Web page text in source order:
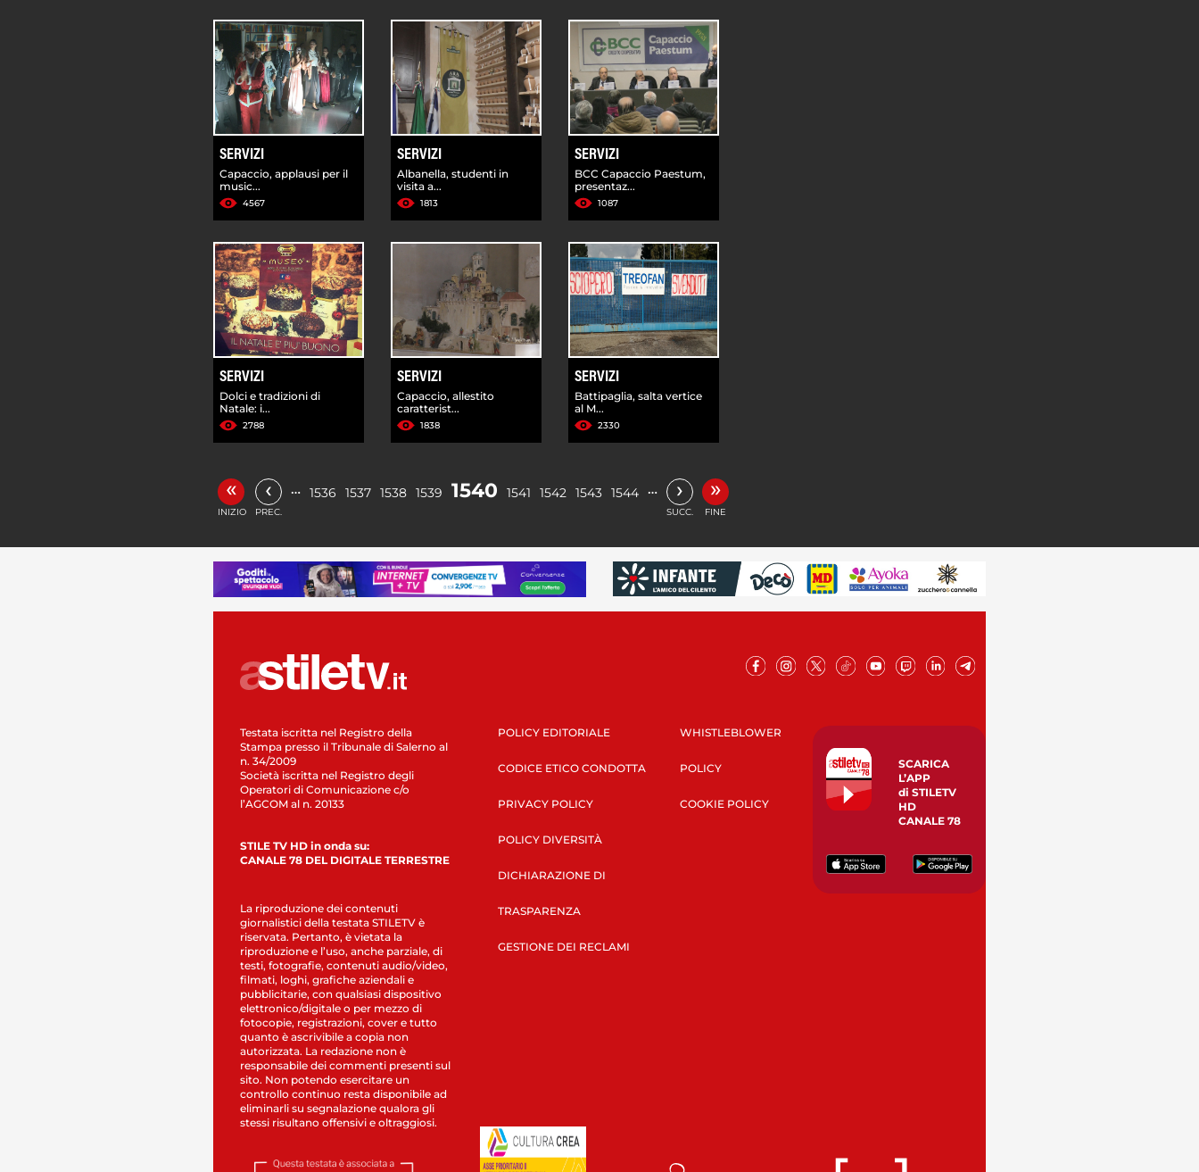
SERVIZI
Capaccio, applausi per il
music...
4567
SERVIZI
Albanella, studenti in
visita a...
1813
SERVIZI
BCC Capaccio Paestum,
presentaz...
1087
SERVIZI
Dolci e tradizioni di
Natale: i...
2788
SERVIZI
Capaccio, allestito
caratterist...
1838
SERVIZI
Battipaglia, salta vertice
al M...
2330
«
INIZIO
‹
PREC.
… 1536 1537 1538 1539 1540 1541 1542 1543 1544 … ›
SUCC.
»
FINE
Testata iscritta nel Registro della
Stampa presso il Tribunale di Salerno al
n. 34/2009
Società iscritta nel Registro degli
Operatori di Comunicazione c/o
l’AGCOM al n. 20133
STILE TV HD in onda su:
CANALE 78 DEL DIGITALE TERRESTRE
La riproduzione dei contenuti
giornalistici della testata STILETV è
riservata. Pertanto, è vietata la
riproduzione e l’uso, anche parziale, di
testi, fotografie, contenuti audio/video,
filmati, loghi, grafiche aziendali e
pubblicitarie, con qualsiasi dispositivo
elettronico/digitale o per mezzo di
fotocopie, registrazioni, cover e tutto
quanto è ascrivibile a copia non
autorizzata. La redazione non è
responsabile dei commenti presenti sul
sito. Non potendo esercitare un
controllo continuo resta disponibile ad
eliminarli su segnalazione qualora gli
stessi risultano offensivi e oltraggiosi.
POLICY EDITORIALE
CODICE ETICO CONDOTTA
PRIVACY POLICY
POLICY DIVERSITÀ
DICHIARAZIONE DI
TRASPARENZA
GESTIONE DEI RECLAMI
WHISTLEBLOWER
POLICY
COOKIE POLICY
SCARICA
L’APP
di STILETV
HD
CANALE 78